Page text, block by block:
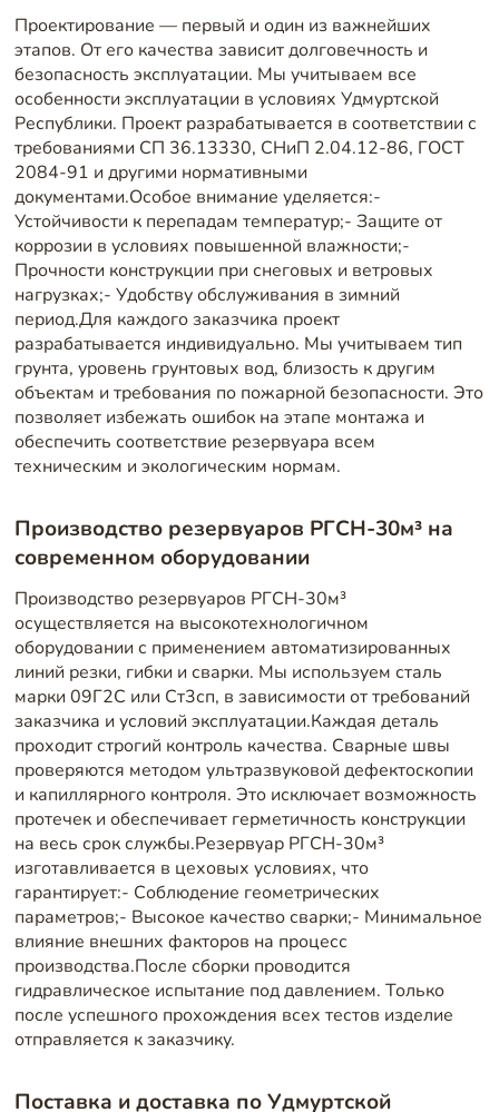
Проектирование — первый и один из важнейших
этапов. От его качества зависит долговечность и
безопасность эксплуатации. Мы учитываем все
особенности эксплуатации в условиях Удмуртской
Республики. Проект разрабатывается в соответствии с
требованиями СП 36.13330, СНиП 2.04.12-86, ГОСТ
2084-91 и другими нормативными
документами.Особое внимание уделяется:-
Устойчивости к перепадам температур;- Защите от
коррозии в условиях повышенной влажности;-
Прочности конструкции при снеговых и ветровых
нагрузках;- Удобству обслуживания в зимний
период.Для каждого заказчика проект
разрабатывается индивидуально. Мы учитываем тип
грунта, уровень грунтовых вод, близость к другим
объектам и требования по пожарной безопасности. Это
позволяет избежать ошибок на этапе монтажа и
обеспечить соответствие резервуара всем
техническим и экологическим нормам.
Производство резервуаров РГСН-30м³ на
современном оборудовании
Производство резервуаров РГСН-30м³
осуществляется на высокотехнологичном
оборудовании с применением автоматизированных
линий резки, гибки и сварки. Мы используем сталь
марки 09Г2С или Ст3сп, в зависимости от требований
заказчика и условий эксплуатации.Каждая деталь
проходит строгий контроль качества. Сварные швы
проверяются методом ультразвуковой дефектоскопии
и капиллярного контроля. Это исключает возможность
протечек и обеспечивает герметичность конструкции
на весь срок службы.Резервуар РГСН-30м³
изготавливается в цеховых условиях, что
гарантирует:- Соблюдение геометрических
параметров;- Высокое качество сварки;- Минимальное
влияние внешних факторов на процесс
производства.После сборки проводится
гидравлическое испытание под давлением. Только
после успешного прохождения всех тестов изделие
отправляется к заказчику.
Поставка и доставка по Удмуртской